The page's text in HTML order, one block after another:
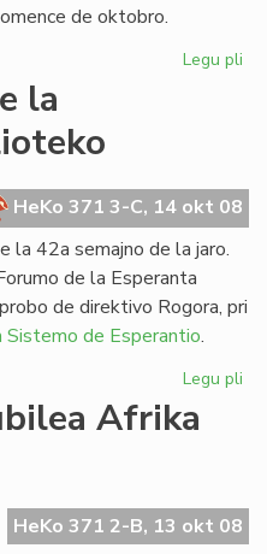
de oktobro.
Legu pli
ro
la
HeKo 371 3-C, 14 okt 08
la 42a semajno de la jaro.
de la Esperanta
de direktivo Rogora, pri
de Esperantio.
Legu pli
Afrika
HeKo 371 2-B, 13 okt 08